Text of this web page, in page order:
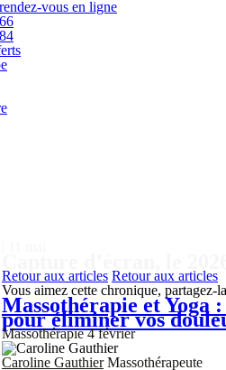
vous en ligne
Retour aux articles Retour aux articles
Vous aimez cette chronique, partagez-
Massothérapie et Yoga
pour éliminer vos
Massothérapie4 février
Caroline Gauthier Massothérapeute